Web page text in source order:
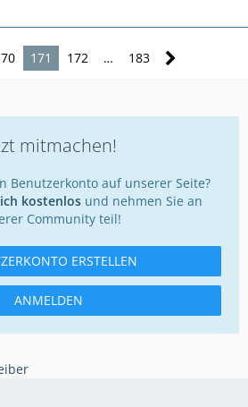
171 172 … 183
mitmachen!
Benutzerkonto auf unserer Seite?
kostenlosund nehmen Sie an
Community teil!
ERSTELLEN
ANMELDEN